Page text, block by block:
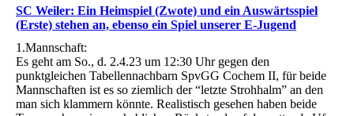
SC Weiler: Ein Heimspiel (Zwote) und ein Auswärtsspiel
(Erste) stehen an, ebenso ein Spiel unserer E-Jugend
1.Mannschaft:
Es geht am So., d. 2.4.23 um 12:30 Uhr gegen den
punktgleichen Tabellennachbarn SpvGG Cochem II, für beide
Mannschaften ist es so ziemlich der “letzte Strohhalm” an den
man sich klammern könnte. Realistisch gesehen haben beide